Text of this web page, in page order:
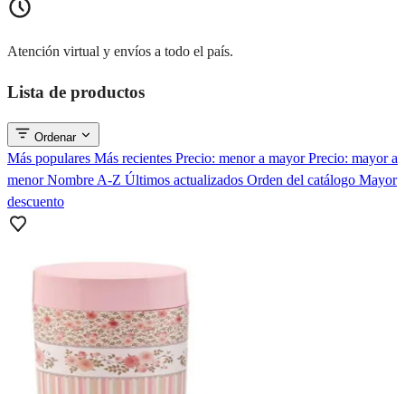
Atención virtual y envíos a todo el país.
Lista de productos
Ordenar
Más populares Más recientes Precio: menor a mayorPrecio: mayor a
menorNombre A-Z Últimos actualizados Orden del catálogo Mayor
descuento